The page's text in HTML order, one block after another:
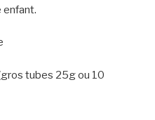
enfant.
tubes 25g ou 10